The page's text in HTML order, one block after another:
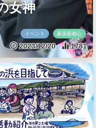
女神
イベント 幕張新都心
2023/12/20 1781